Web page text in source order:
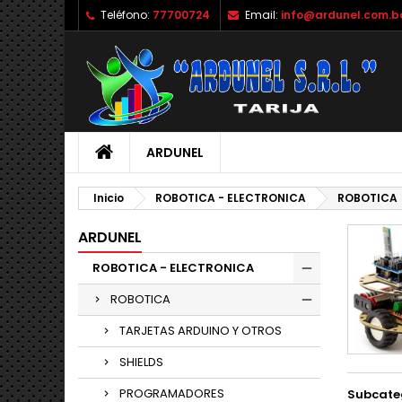
Teléfono: 77700724 Email:
ARDUNEL
Inicio ROBOTICA - ELECTRONICA ROBOTICA
ARDUNEL
ROBOTICA - ELECTRONICA
ROBOTICA
TARJETAS ARDUINO Y OTROS
SHIELDS
PROGRAMADORES